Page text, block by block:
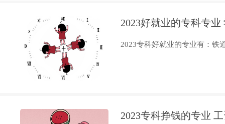
2023好就业的专科专
2023专科好就业的专业有：铁
2023专科挣钱的专业